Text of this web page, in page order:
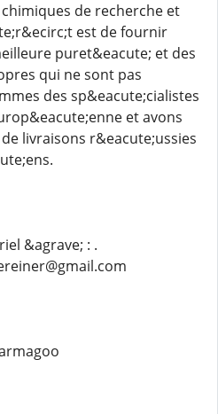
de recherche et
est de fournir
puret&eacute; et des
qui ne sont pas
des sp&eacute;cialistes
et avons
livraisons r&eacute;ussies
&agrave; : .